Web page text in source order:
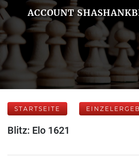
ACCOUNT
STARTSEITE
Blitz: Elo 1621